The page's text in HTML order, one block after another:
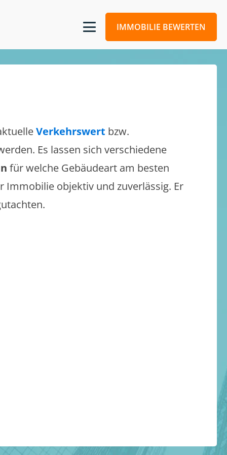
IMMOBILIE BEWERTEN
Verkehrswert bzw.
Es lassen sich verschiedene
für welche Gebäudeart am besten
Immobilie objektiv und zuverlässig. Er